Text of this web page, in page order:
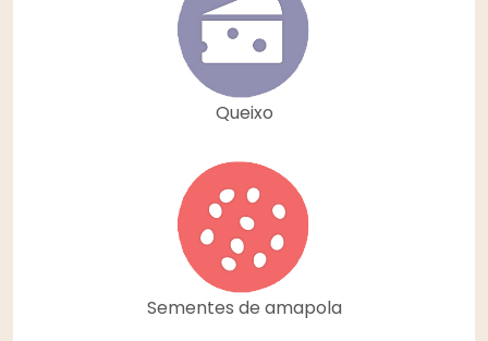
Queixo
Sementes de amapola